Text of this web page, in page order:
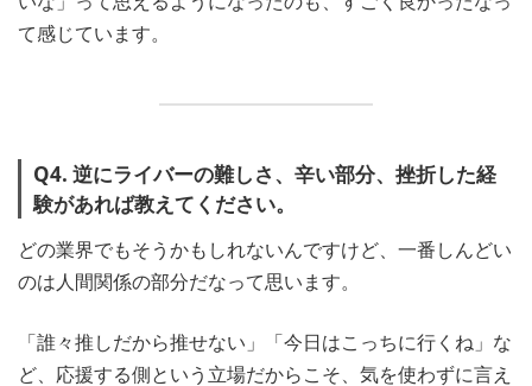
て感じています。
Q4. 逆にライバーの難しさ、辛い部分、挫折した経
験があれば教えてください。
どの業界でもそうかもしれないんですけど、一番しんどい
のは人間関係の部分だなって思います。
「誰々推しだから推せない」「今日はこっちに行くね」な
ど、応援する側という立場だからこそ、気を使わずに言え